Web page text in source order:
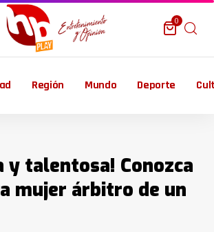
0
Región Mundo Deporte
y talentosa! Conozca
mujer árbitro de un